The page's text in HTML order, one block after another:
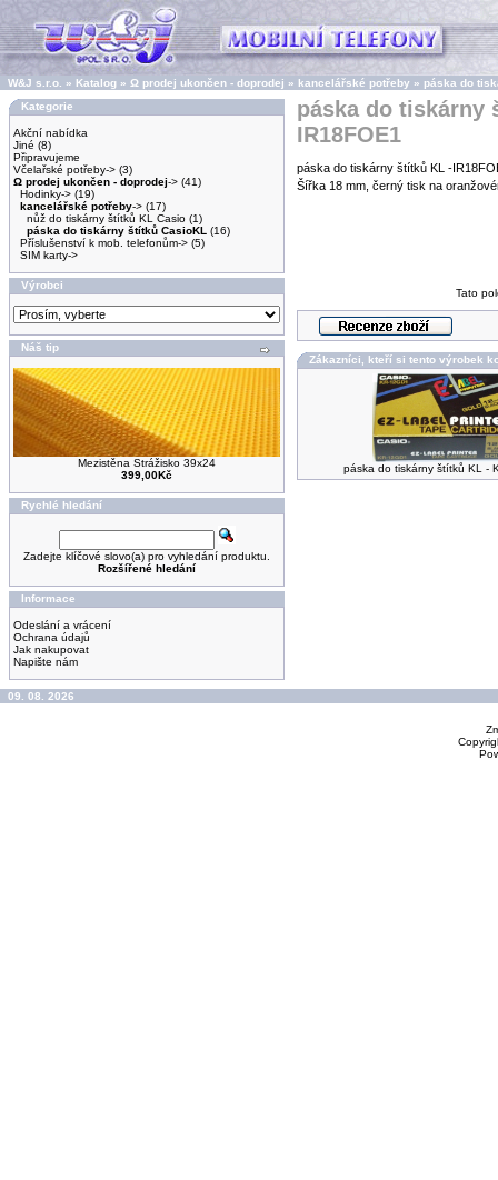
W&J s.r.o. » Katalog » Ω prodej ukončen - doprodej » kancelářské potřeby » páska do
Kategorie
Akční nabídka
Jiné (8)
Připravujeme
Včelařské potřeby-> (3)
Ω prodej ukončen - doprodej-> (41)
Hodinky-> (19)
kancelářské potřeby-> (17)
nůž do tiskárny štítků KL Casio (1)
páska do tiskárny štítků CasioKL (16)
Příslušenství k mob. telefonům-> (5)
SIM karty->
Výrobci
Náš tip
Mezistěna Strážisko 39x24
399,00Kč
Rychlé hledání
Zadejte klíčové slovo(a) pro vyhledání produktu.
Rozšířené hledání
Informace
Odeslání a vrácení
Ochrana údajů
Jak nakupovat
Napište nám
páska do tiskárny
IR18FOE1
páska do tiskárny štítků KL -
Šířka 18 mm, černý tisk na
Tato
Zákazníci, kteří si tento výrobek
páska do tiskárny štítků KL -
09. 08. 2026